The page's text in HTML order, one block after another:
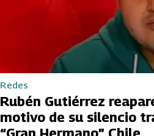
Redes
Rubén Gutiérrez
motivo de su silencio